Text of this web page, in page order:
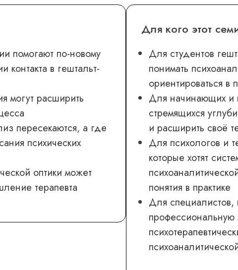
помогают по-новому
контакта в гештальт-
могут расширить
пересекаются, а где
психических
оптики может
терапевта
Для кого этот
Для студентов
понимать
ориентироваться
Для начинающих и
стремящихся
и расширить своё
Для психологов и
которые хотят
понятия в практике
Для
профессиональную